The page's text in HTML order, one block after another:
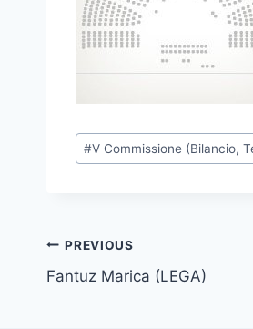
P
o
T
g
#V Commissione (Bilancio,
Post
navigation
PREVIOUS
Fantuz Marica (LEGA)